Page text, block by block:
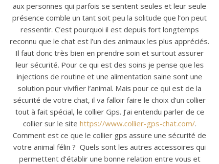
aux personnes qui parfois se sentent seules et leur seule
présence comble un tant soit peu la solitude que l’on peut
ressentir. C’est pourquoi il est depuis fort longtemps
reconnu que le chat est l’un des animaux les plus appréciés.
Il faut donc très bien en prendre soin et surtout assurer
leur sécurité. Pour ce qui est des soins je pense que les
injections de routine et une alimentation saine sont une
solution pour vivifier l’animal. Mais pour ce qui est de la
sécurité de votre chat, il va falloir faire le choix d’un collier
tout à fait spécial, le collier Gps. J’ai entendu parler de ce
collier sur le site https://www.collier-gps-chat.com/.
Comment est ce que le collier gps assure une sécurité de
votre animal félin ? Quels sont les autres accessoires qui
permettent d’établir une bonne relation entre vous et